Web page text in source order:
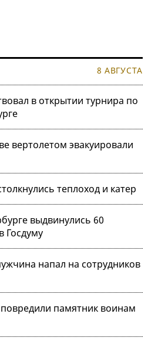
8 АВГУСТА
в открытии турнира по
вертолетом эвакуировали
теплоход и катер
выдвинулись 60
Госдуму
напал на сотрудников
памятник воинам